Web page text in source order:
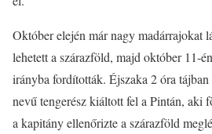
Október elején már nagy madárrajokat
lehetett a szárazföld, majd október 11-
irányba fordították. Éjszaka 2 óra
nevű tengerész kiáltott fel a Pintán, aki
a kapitány ellenőrizte a szárazföld